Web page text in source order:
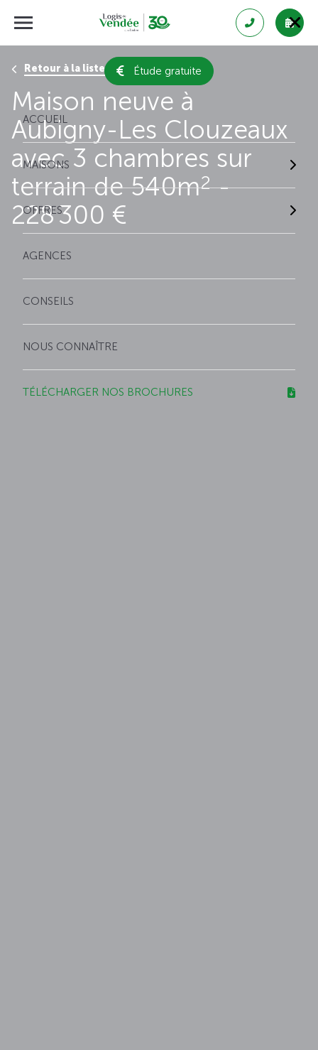
Étude gratuite
ACCUEIL
MAISONS
OFFRES
AGENCES
CONSEILS
NOUS CONNAÎTRE
TÉLÉCHARGER NOS BROCHURES
Retour à la liste des résultats
Maison neuve à
Aubigny-Les Clouzeaux
avec 3 chambres sur
terrain de 540m2-
228 300 €